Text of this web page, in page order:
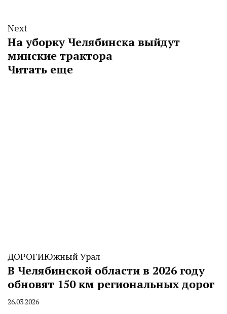
Next
На уборку Челябинска выйдут
минские трактора
Читать еще
ДОРОГИЮжный Урал
В Челябинской области в 2026 году
обновят 150 км региональных дорог
By
26.03.2026